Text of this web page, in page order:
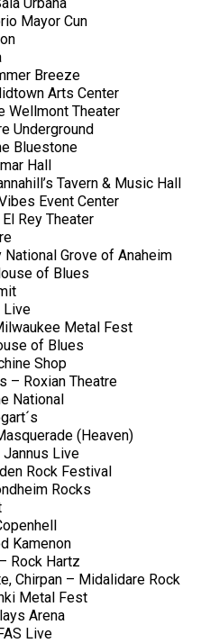
Mayor Cun
Breeze
Arts Center
Wellmont Theater
Underground
Bluestone
Hall
Tavern & Music Hall
Event Center
Rey Theater
National Grove of Anaheim
of Blues
Live
Metal Fest
of Blues
Shop
– Roxian Theatre
National
(Heaven)
Jannus Live
Rock Festival
Rocks
Kamenon
Rock Hartz
Chirpan – Midalidare Rock
Metal Fest
Arena
Live